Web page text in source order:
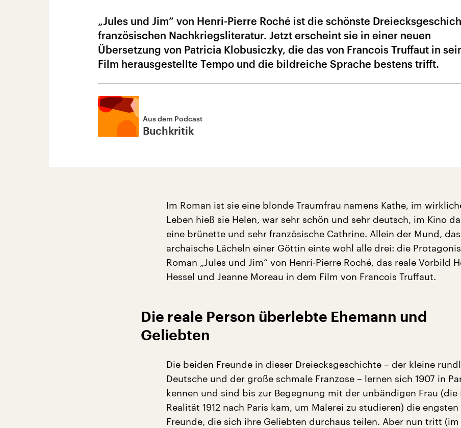
„Jules und Jim“ von Henri-Pierre Roché ist die schönste
französischen Nachkriegsliteratur. Jetzt erscheint sie in einer neuen
Übersetzung von Patricia Klobusiczky, die das von Francois Truffaut in
Film herausgestellte Tempo und die bild­reiche Sprache bestens trifft.
Aus dem Podcast
Buchkritik
Im Roman ist sie eine blonde Traumfrau namens Kathe, im
Leben hieß sie Helen, war sehr schön und sehr deutsch, im Kino
eine brünette und sehr französische Cathrine. Allein der Mund, das
archaische Lächeln einer Göttin einte wohl alle drei: die
Roman „Jules und Jim“ von Henri-Pierre Roché, das reale Vorbild
Hessel und Jeanne Moreau in dem Film von Francois Truffaut.
Die reale Person überlebte Ehemann und
Geliebten
Die beiden Freunde in dieser Dreiecksgeschichte – der kleine
Deutsche und der große schmale Franzose – lernen sich 1907 in
kennen und sind bis zur Begegnung mit der unbändigen Frau (die
Realität 1912 nach Paris kam, um Malerei zu studieren) die engsten
Freunde, die sich ihre Geliebten durchaus teilen. Aber nun tritt (im